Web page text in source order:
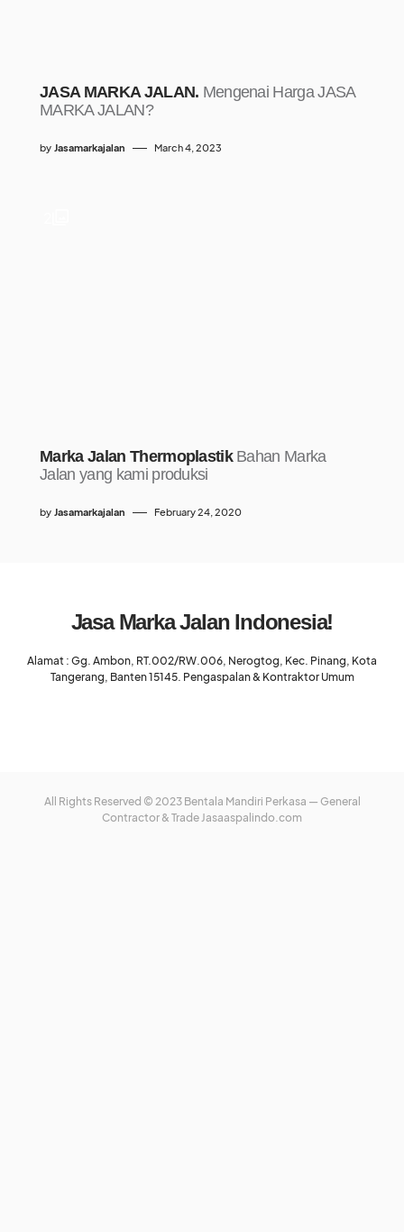
JASA MARKA JALAN. Mengenai Harga JASA
MARKA JALAN?
by Jasamarkajalan March 4, 2023
Marka Jalan Thermoplastik Bahan Marka
Jalan yang kami produksi
by Jasamarkajalan February 24, 2020
Jasa Marka Jalan Indonesia!
Alamat : Gg. Ambon, RT.002/RW.006, Nerogtog, Kec. Pinang, Kota
Tangerang, Banten 15145. Pengaspalan & Kontraktor Umum
All Rights Reserved © 2023 Bentala Mandiri Perkasa — General
Contractor & TradeJasaaspalindo.com